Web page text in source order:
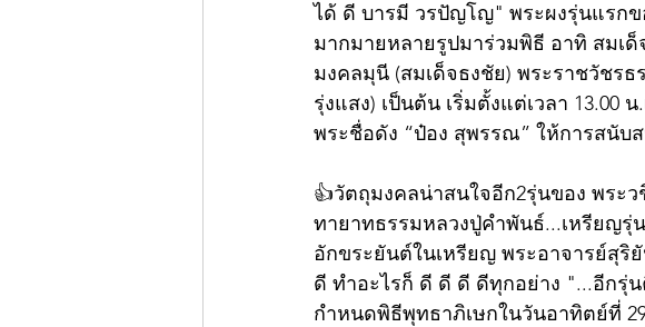
ได้ ดี บารมี วรปัญโญ" พระผงรุ่นแรก
มากมายหลายรูปมาร่วมพิธี อาทิ สมเ
มงคลมุนี (สมเด็จธงชัย) พระราชวัชร
รุ่งแสง) เป็นต้น เริ่มตั้งแต่เวลา 13.00
พระชื่อดัง “ป๋อง สุพรรณ” ให้การสนับ
👍วัตถุมงคลน่าสนใจอีก2รุ่นของ พร
ทายาทธรรมหลวงปู่คำพันธ์...เหรียญรุ่
อักขระยันต์ในเหรียญ พระอาจารย์สุริ
ดี ทำอะไรก็ ดี ดี ดี ดีทุกอย่าง "...อีกรุ่
กำหนดพิธีพุทธาภิเษกในวันอาทิตย์ที่